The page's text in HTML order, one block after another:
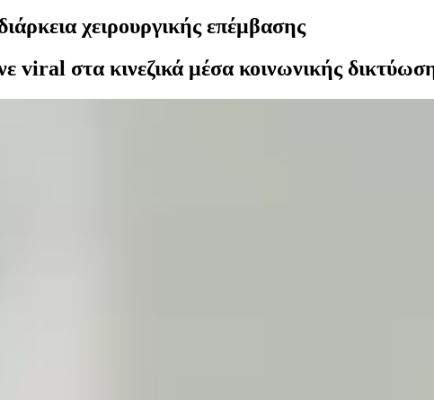
χειρουργικής επέμβασης
viral στα κινεζικά μέσα κοινωνικής